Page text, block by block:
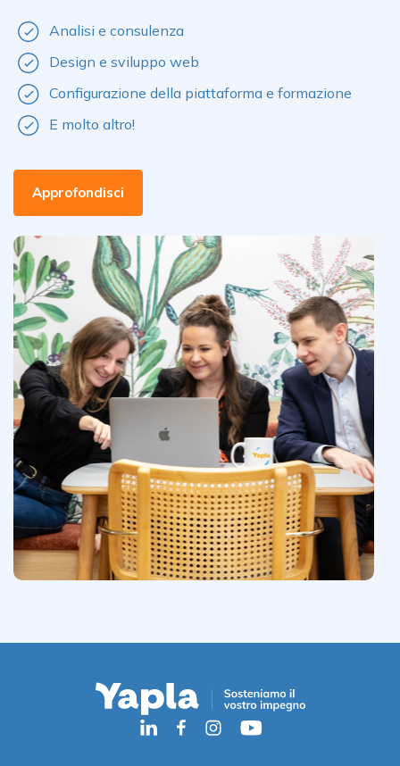
Analisi e consulenza
Design e sviluppo web
Configurazione della piattaforma e formazione
E molto altro!
Approfondisci